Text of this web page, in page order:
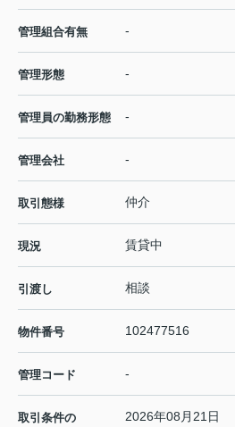
管理組合有無 -
管理形態 -
管理員の勤務形態 -
管理会社 -
取引態様 仲介
現況 賃貸中
引渡し 相談
物件番号 102477516
管理コード -
取引条件の
2026年08月21日